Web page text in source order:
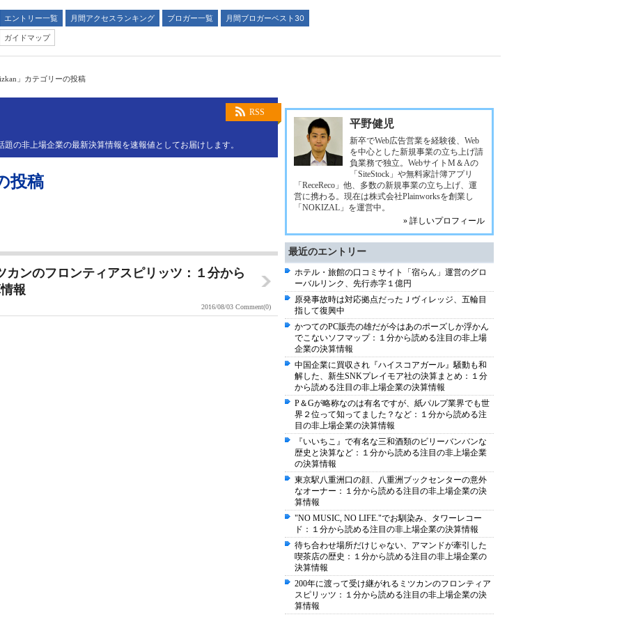
エントリー一覧 月間アクセスランキング ブロガー一覧
月間ブロガーベスト30
ガイドマップ
」カテゴリーの投稿
RSS
の非上場企業の最新決算情報を速報値としてお届けします。
投稿
カンのフロンティアスピリッツ：１分から
報
2016/08/03 Comment(0)
平野健児
新卒でWeb広告営業を経験後、Web
を中心とした新規事業の立ち上げ請
負業務で独立。WebサイトM＆Aの
「SiteStock」や無料家計簿アプリ
「ReceReco」他、多数の新規事業の立ち上げ、運
営に携わる。現在は株式会社Plainworksを創業し
「NOKIZAL」を運営中。
» 詳しいプロフィール
最近のエントリー
ホテル・旅館の口コミサイト「宿らん」運営のグロ
ーバルリンク、先行赤字１億円
原発事故時は対応拠点だったＪヴィレッジ、五輪目
指して復興中
かつてのPC販売の雄だが今はあのポーズしか浮かん
でこないソフマップ：１分から読める注目の非上場
企業の決算情報
中国企業に買収され『ハイスコアガール』騒動も和
解した、新生SNKプレイモア社の決算まとめ：１分
から読める注目の非上場企業の決算情報
P＆Gが略称なのは有名ですが、紙パルプ業界でも世
界２位って知ってました？など：１分から読める注
目の非上場企業の決算情報
『いいちこ』で有名な三和酒類のビリーバンバンな
歴史と決算など：１分から読める注目の非上場企業
の決算情報
東京駅八重洲口の顔、八重洲ブックセンターの意外
なオーナー：１分から読める注目の非上場企業の決
算情報
"NO MUSIC, NO LIFE."でお馴染み、タワーレコー
ド：１分から読める注目の非上場企業の決算情報
待ち合わせ場所だけじゃない、アマンドが牽引した
喫茶店の歴史：１分から読める注目の非上場企業の
決算情報
200年に渡って受け継がれるミツカンのフロンティア
スピリッツ：１分から読める注目の非上場企業の決
算情報